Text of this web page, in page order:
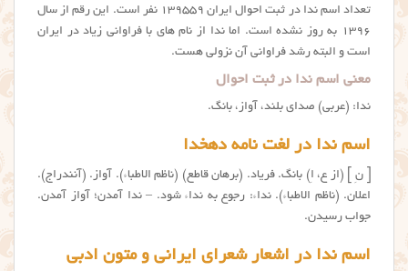
تعداد اسم ندا در ثبت احوال ایران ۱۳۹۵۵۹ نفر است. این رقم از سال
۱۳۹۶ به روز نشده است. اما ندا از نام های با فراوانی زیاد در ایران
است و البته رشد فراوانی آن نزولی هست.
معنی اسم ندا در ثبت احوال
ندا: (عربی) صدای بلند، آواز، بانگ.
اسم ندا در لغت نامه دهخدا
[ نِ ] (از ع، اِ) بانگ. فریاد. (برهان قاطع) (ناظم الاطباء). آواز. (آنندراج).
اعلان. (ناظم الاطباء). نداء: رجوع به نداء شود. – ندا آمدن؛ آواز آمدن.
جواب رسیدن.
اسم ندا در اشعار شعرای ایرانی و متون ادبی